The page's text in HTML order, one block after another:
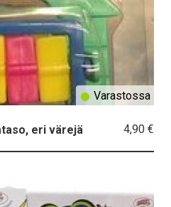
eri värejä 4,90 €
Varastossa